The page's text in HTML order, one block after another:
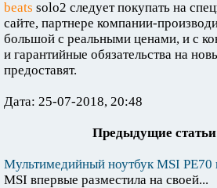
beats solo2 следует покупать на
сайте, партнере компании-
большой с реальными ценами, и с
и гарантийные обязательства на
предоставят.
Дата: 25-07-2018, 20:48
Предыдущие статьи
Мультимедийный ноутбук MSI PE70
MSI впервые разместила на своей...